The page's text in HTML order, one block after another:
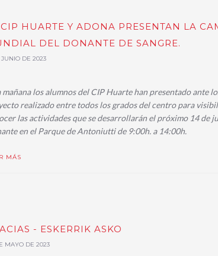
HUARTE Y ADONA PRESENTAN LA
DEL DONANTE DE SANGRE.
DE 2023
mañana los alumnos del CIP Huarte han presentado ante
realizado entre todos los grados del centro para
las actividades que se desarrollarán el próximo 14 de
en el Parque de Antoniutti de 9:00h. a 14:00h.
MÁS
- ESKERRIK ASKO
MAYO DE 2023